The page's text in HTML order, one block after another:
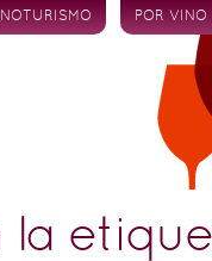
POR VINO
la